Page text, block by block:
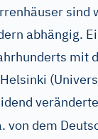
sind
abhängig.
mit
von dem